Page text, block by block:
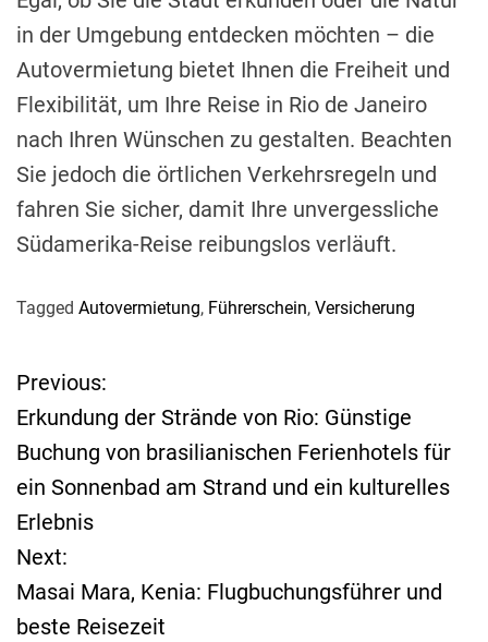
in der Umgebung entdecken möchten – die
Autovermietung bietet Ihnen die Freiheit und
Flexibilität, um Ihre Reise in Rio de Janeiro
nach Ihren Wünschen zu gestalten. Beachten
Sie jedoch die örtlichen Verkehrsregeln und
fahren Sie sicher, damit Ihre unvergessliche
Südamerika-Reise reibungslos verläuft.
Tagged Autovermietung, Führerschein, Versicherung
B
e
i
t
r
Previous:
Erkundung der Strände von Rio: Günstige
Buchung von brasilianischen Ferienhotels für
ein Sonnenbad am Strand und ein kulturelles
Erlebnis
Next:
Masai Mara, Kenia: Flugbuchungsführer und
beste Reisezeit